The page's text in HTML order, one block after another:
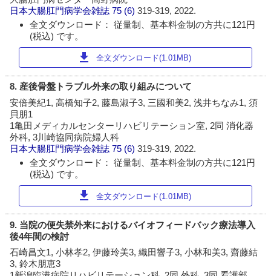
日本大腸肛門病学会雑誌 75 (6)319-319, 2022.
全文ダウンロード： 従量制、基本料金制の方共に121円
(税込) です。
download 全文ダウンロード(1.01MB)
8. 産後骨盤トラブル外来の取り組みについて
安倍美紀1, 高橋知子2, 藤島淑子3, 三國和美2, 浅井ちなみ1, 須
貝朋1
1亀田メディカルセンターリハビリテーション室, 2同 消化器
外科, 3川崎協同病院婦人科
日本大腸肛門病学会雑誌 75 (6)319-319, 2022.
全文ダウンロード： 従量制、基本料金制の方共に121円
(税込) です。
download 全文ダウンロード(1.01MB)
9. 当院の便失禁外来におけるバイオフィードバック療法導入
後4年間の検討
石崎昌文1, 小林孝2, 伊藤玲美3, 織田響子3, 小林和美3, 齋藤結
3, 鈴木朋恵3